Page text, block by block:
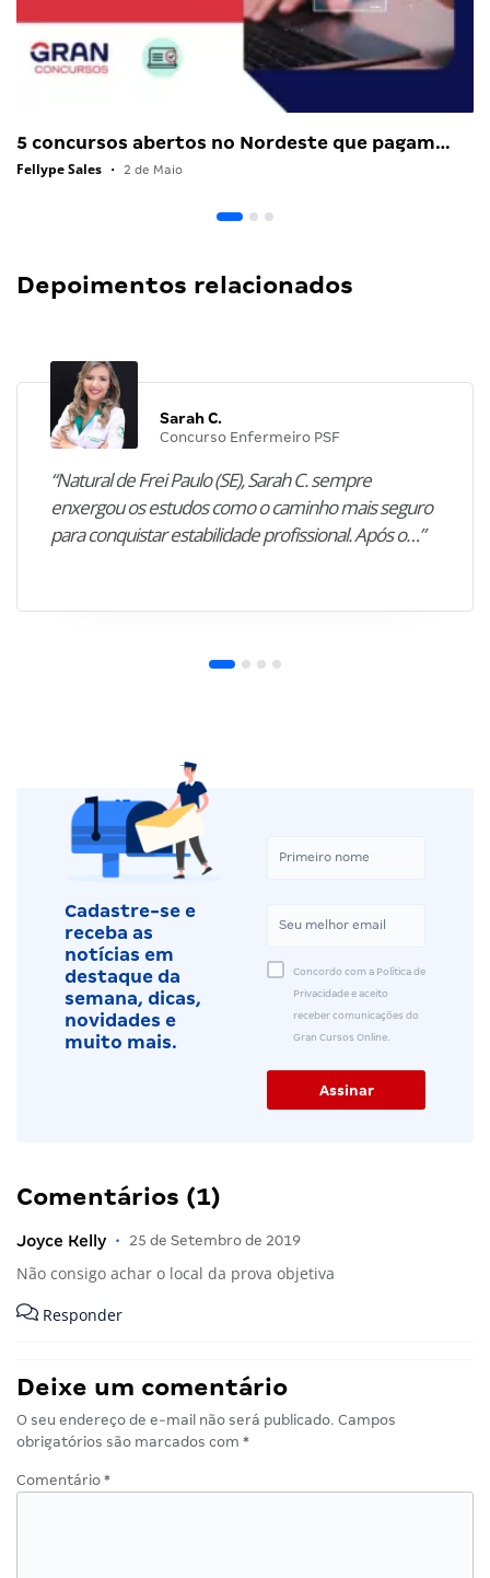
5 concursos abertos no Nordeste que pagam…
Fellype Sales • 2 de Maio
Depoimentos relacionados
Sarah C.
Concurso Enfermeiro PSF
“Natural de Frei Paulo (SE), Sarah C. sempre
enxergou os estudos como o caminho mais seguro
para conquistar estabilidade profissional. Após o…”
Cadastre-se e
receba as
notícias em
destaque da
semana, dicas,
novidades e
muito mais.
Concordo com a Política de
Privacidade e aceito
receber comunicações do
Gran Cursos Online.
Comentários (1)
Joyce Kelly • 25 de Setembro de 2019
Não consigo achar o local da prova objetiva
Responder
Deixe um comentário
O seu endereço de e-mail não será publicado. Campos
obrigatórios são marcados com *
Comentário *